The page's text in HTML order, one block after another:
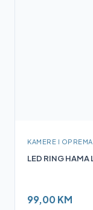
KAMERE I OPREMA
LED RING HAMA
99,00 KM